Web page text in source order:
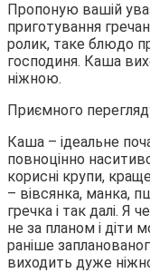
Пропоную вашій
приготування
ролик, таке блюдо
господиня. Каша
ніжною.
Приємного
Каша – ідеальне
повноцінно
корисні крупи,
– вівсянка, манка,
гречка і так далі. Я
не за планом і діти
раніше
виходить дуже